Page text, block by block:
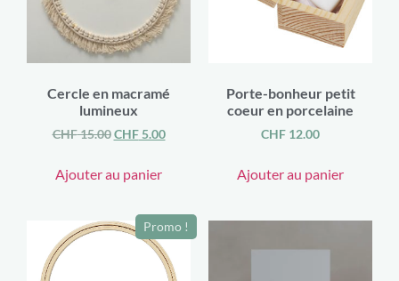
Cercle en macramé
lumineux
CHF15.00 CHF5.00
Ajouter au panier
Porte-bonheur petit
coeur en porcelaine
CHF 12.00
Ajouter au panier
Promo !